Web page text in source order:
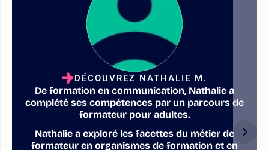
DÉCOUVREZ NATHALIE M.
De formation en communication, Nathalie a
complété ses compétences par un parcours de
formateur pour adultes.
Nathalie a exploré les facettes du métier de
formateur en organismes de formation et en